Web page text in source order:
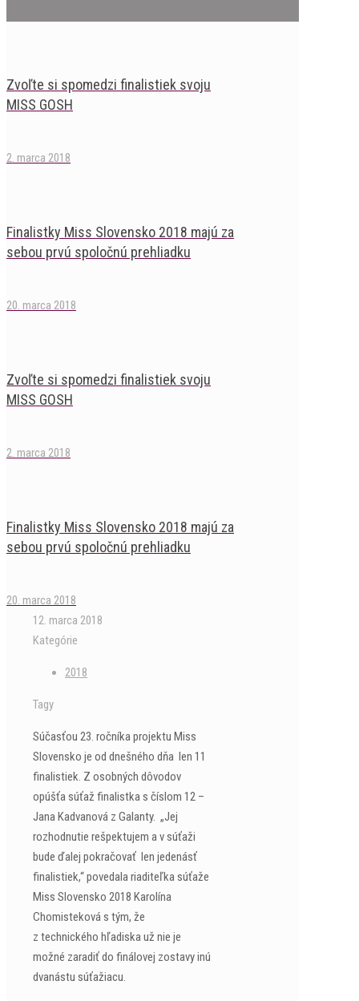
Zvoľte si spomedzi finalistiek svoju
MISS GOSH
2. marca 2018
Finalistky Miss Slovensko 2018 majú za
sebou prvú spoločnú prehliadku
20. marca 2018
Zvoľte si spomedzi finalistiek svoju
MISS GOSH
2. marca 2018
Finalistky Miss Slovensko 2018 majú za
sebou prvú spoločnú prehliadku
20. marca 2018
12. marca 2018
Kategórie
2018
Tagy
Súčasťou 23. ročníka projektu Miss
Slovensko je od dnešného dňa len 11
finalistiek. Z osobných dôvodov
opúšťa súťaž finalistka s číslom 12 –
Jana Kadvanová z Galanty. „Jej
rozhodnutie rešpektujem a v súťaži
bude ďalej pokračovať len jedenásť
finalistiek,“ povedala riaditeľka súťaže
Miss Slovensko 2018 Karolína
Chomisteková s tým, že
z technického hľadiska už nie je
možné zaradiť do finálovej zostavy inú
dvanástu súťažiacu.